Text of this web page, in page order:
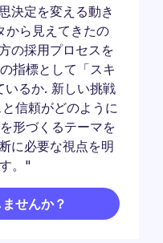
決定を変える動き
から見えてきたの
の採用プロセスを
指標として「スキ
いるか. 新しい挑戦
信頼がどのように
形づくるテーマを
に必要な視点を明
。"
せんか？